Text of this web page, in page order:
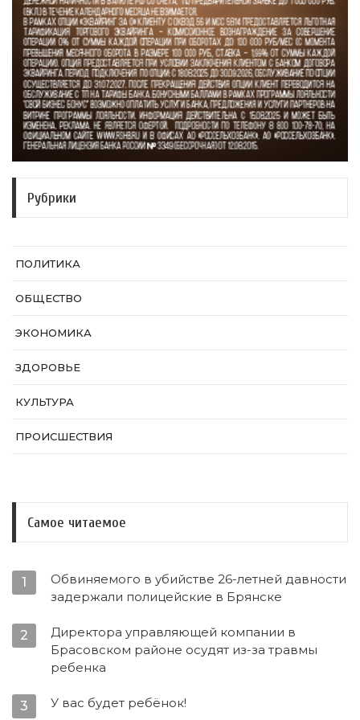
Рубрики
ПОЛИТИКА
ОБЩЕСТВО
ЭКОНОМИКА
ЗДОРОВЬЕ
КУЛЬТУРА
ПРОИСШЕСТВИЯ
Самое читаемое
1
Обвиняемого в убийстве 26-летней давности
задержали полицейские в Брянске
2
Директора управляющей компании в
Брасовском районе осудят из-за травмы
ребенка
3 У вас будет ребёнок!